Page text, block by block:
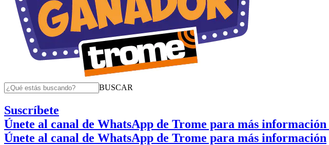
BUSCAR
Suscríbete
Únete al canal de WhatsApp de Trome para más información
Únete al canal de WhatsApp de Trome para más información